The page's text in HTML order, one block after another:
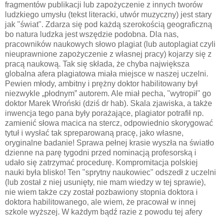
fragmentów publikacji lub zapożyczenie z innych tworów
ludzkiego umysłu (tekst literacki, utwór muzyczny) jest stary
jak "świat". Zdarza się pod każdą szerokością geograficzną
bo natura ludzka jest wszędzie podobna. Dla nas,
pracowników naukowych słowo plagiat (lub autoplagiat czyli
nieuprawnione zapożyczenie z własnej pracy) kojarzy się z
pracą naukową. Tak się składa, że chyba największa
globalna afera plagiatowa miała miejsce w naszej uczelni.
Pewien młody, ambitny i prężny doktor habilitowany był
niezwykle „płodnym” autorem. Ale miał pecha, "wytropił" go
doktor Marek Wroński (dziś dr hab). Skala zjawiska, a także
inwencja tego pana były porażające, plagiator potrafił np.
zamienić słowa macica na stercz, odpowiednio skorygować
tytuł i wysłać tak spreparowaną pracę, jako własne,
oryginalne badanie! Sprawa pełnej krasie wyszła na światło
dzienne na parę tygodni przed nominacją profesorską i
udało się zatrzymać procedurę. Kompromitacja polskiej
nauki była blisko! Ten "sprytny naukowiec" odszedł z uczelni
(lub został z niej usunięty, nie mam wiedzy w tej sprawie),
nie wiem także czy został pozbawiony stopnia doktora i
doktora habilitowanego, ale wiem, że pracował w innej
szkole wyższej. W każdym bądź razie z powodu tej afery